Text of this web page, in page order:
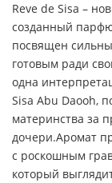
Reve de Sisa –
созданный
посвящен
готовым ради
одна
Sisa Abu Daooh,
материнства за
дочери.Аромат
с роскошным
который